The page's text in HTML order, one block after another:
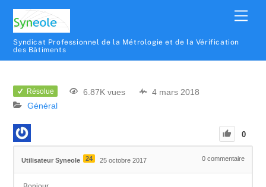
Syndicat Professionnel de la Métrologie et de la Vérification
des Bâtiments
Résolue 6.87K vues
4 mars 2018
Général
0
Utilisateur Syneole 24 25 octobre 2017 0commentaire